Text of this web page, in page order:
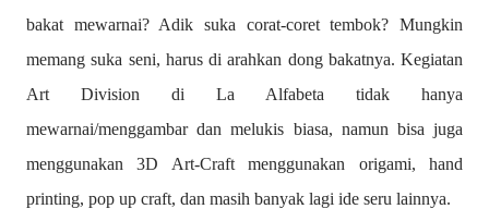
bakat mewarnai? Adik suka corat-coret tembok? Mungkin
memang suka seni, harus di arahkan dong bakatnya. Kegiatan
Art Division di La Alfabeta tidak hanya
mewarnai/menggambar dan melukis biasa, namun bisa juga
menggunakan 3D Art-Craft menggunakan origami, hand
printing, pop up craft, dan masih banyak lagi ide seru lainnya.